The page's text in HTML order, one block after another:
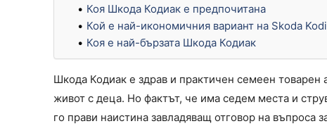
Коя Шкода Кодиак е предпочитана
Кой е най-икономичния вариант на Skoda
Коя е най-бързата Шкода Кодиак
Шкода Кодиак е здрав и практичен семеен
живот с деца. Но фактът, че има седем места и
го прави наистина завладяващ отговор на въпроса